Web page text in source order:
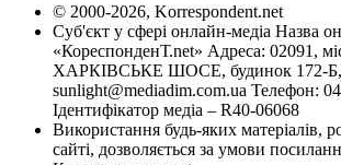
© 2000-2026, Korrespondent.net
Суб'єкт у сфері онлайн-медіа Назва
«КореспонденТ.net» Адреса: 02091,
ХАРКІВСЬКЕ ШОСЕ, будинок 172-Б,
sunlight@mediadim.com.ua Телефон:
Ідентифікатор медіа – R40-06068
Використання будь-яких матеріалів,
сайті, дозволяється за умови